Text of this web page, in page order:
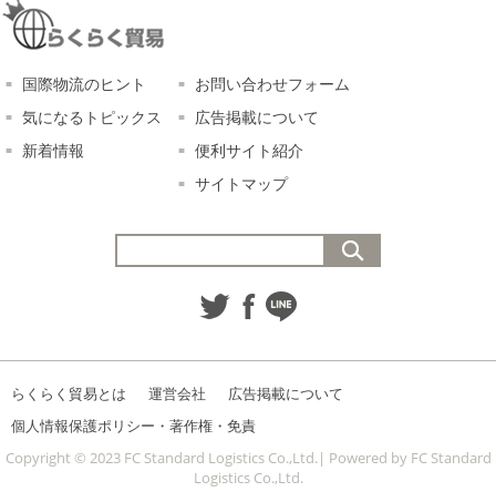
国際物流のヒント
気になるトピックス
新着情報
お問い合わせフォーム
広告掲載について
便利サイト紹介
サイトマップ
らくらく貿易とは 運営会社
広告掲載について
個人情報保護ポリシー・著作権・免責
Copyright © 2023 FC Standard Logistics Co.,Ltd.| Powered by FC Standard
Logistics Co.,Ltd.